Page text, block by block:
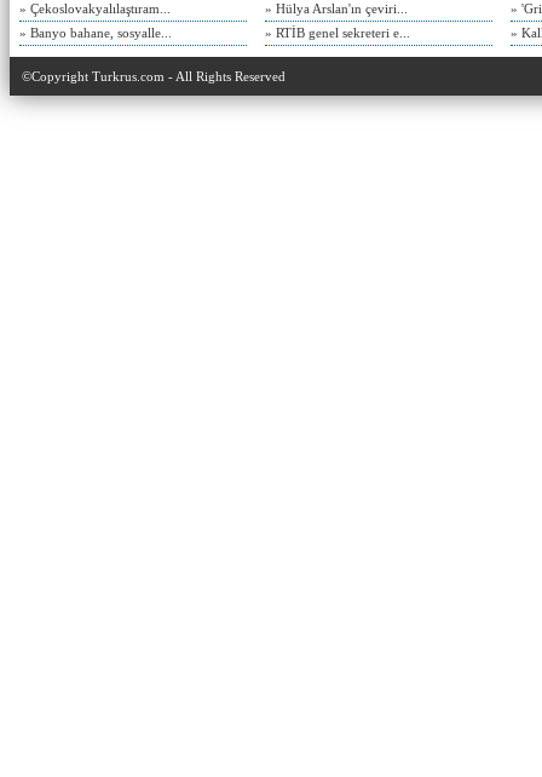
» Çekoslovakyalılaştıram...
» Banyo bahane, sosyalle...
» Hülya Arslan'ın çeviri...
» RTİB genel sekreteri e...
»
»
©Copyright Turkrus.com - All Rights Reserved